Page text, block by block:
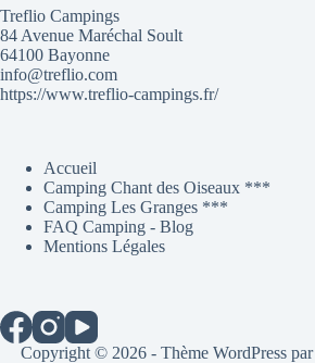
Treflio Campings
84 Avenue Maréchal Soult
64100 Bayonne
info@treflio.com
https://www.treflio-campings.fr/
Accueil
Camping Chant des Oiseaux ***
Camping Les Granges ***
FAQ Camping - Blog
Mentions Légales
Copyright © 2026 - Thème WordPress par